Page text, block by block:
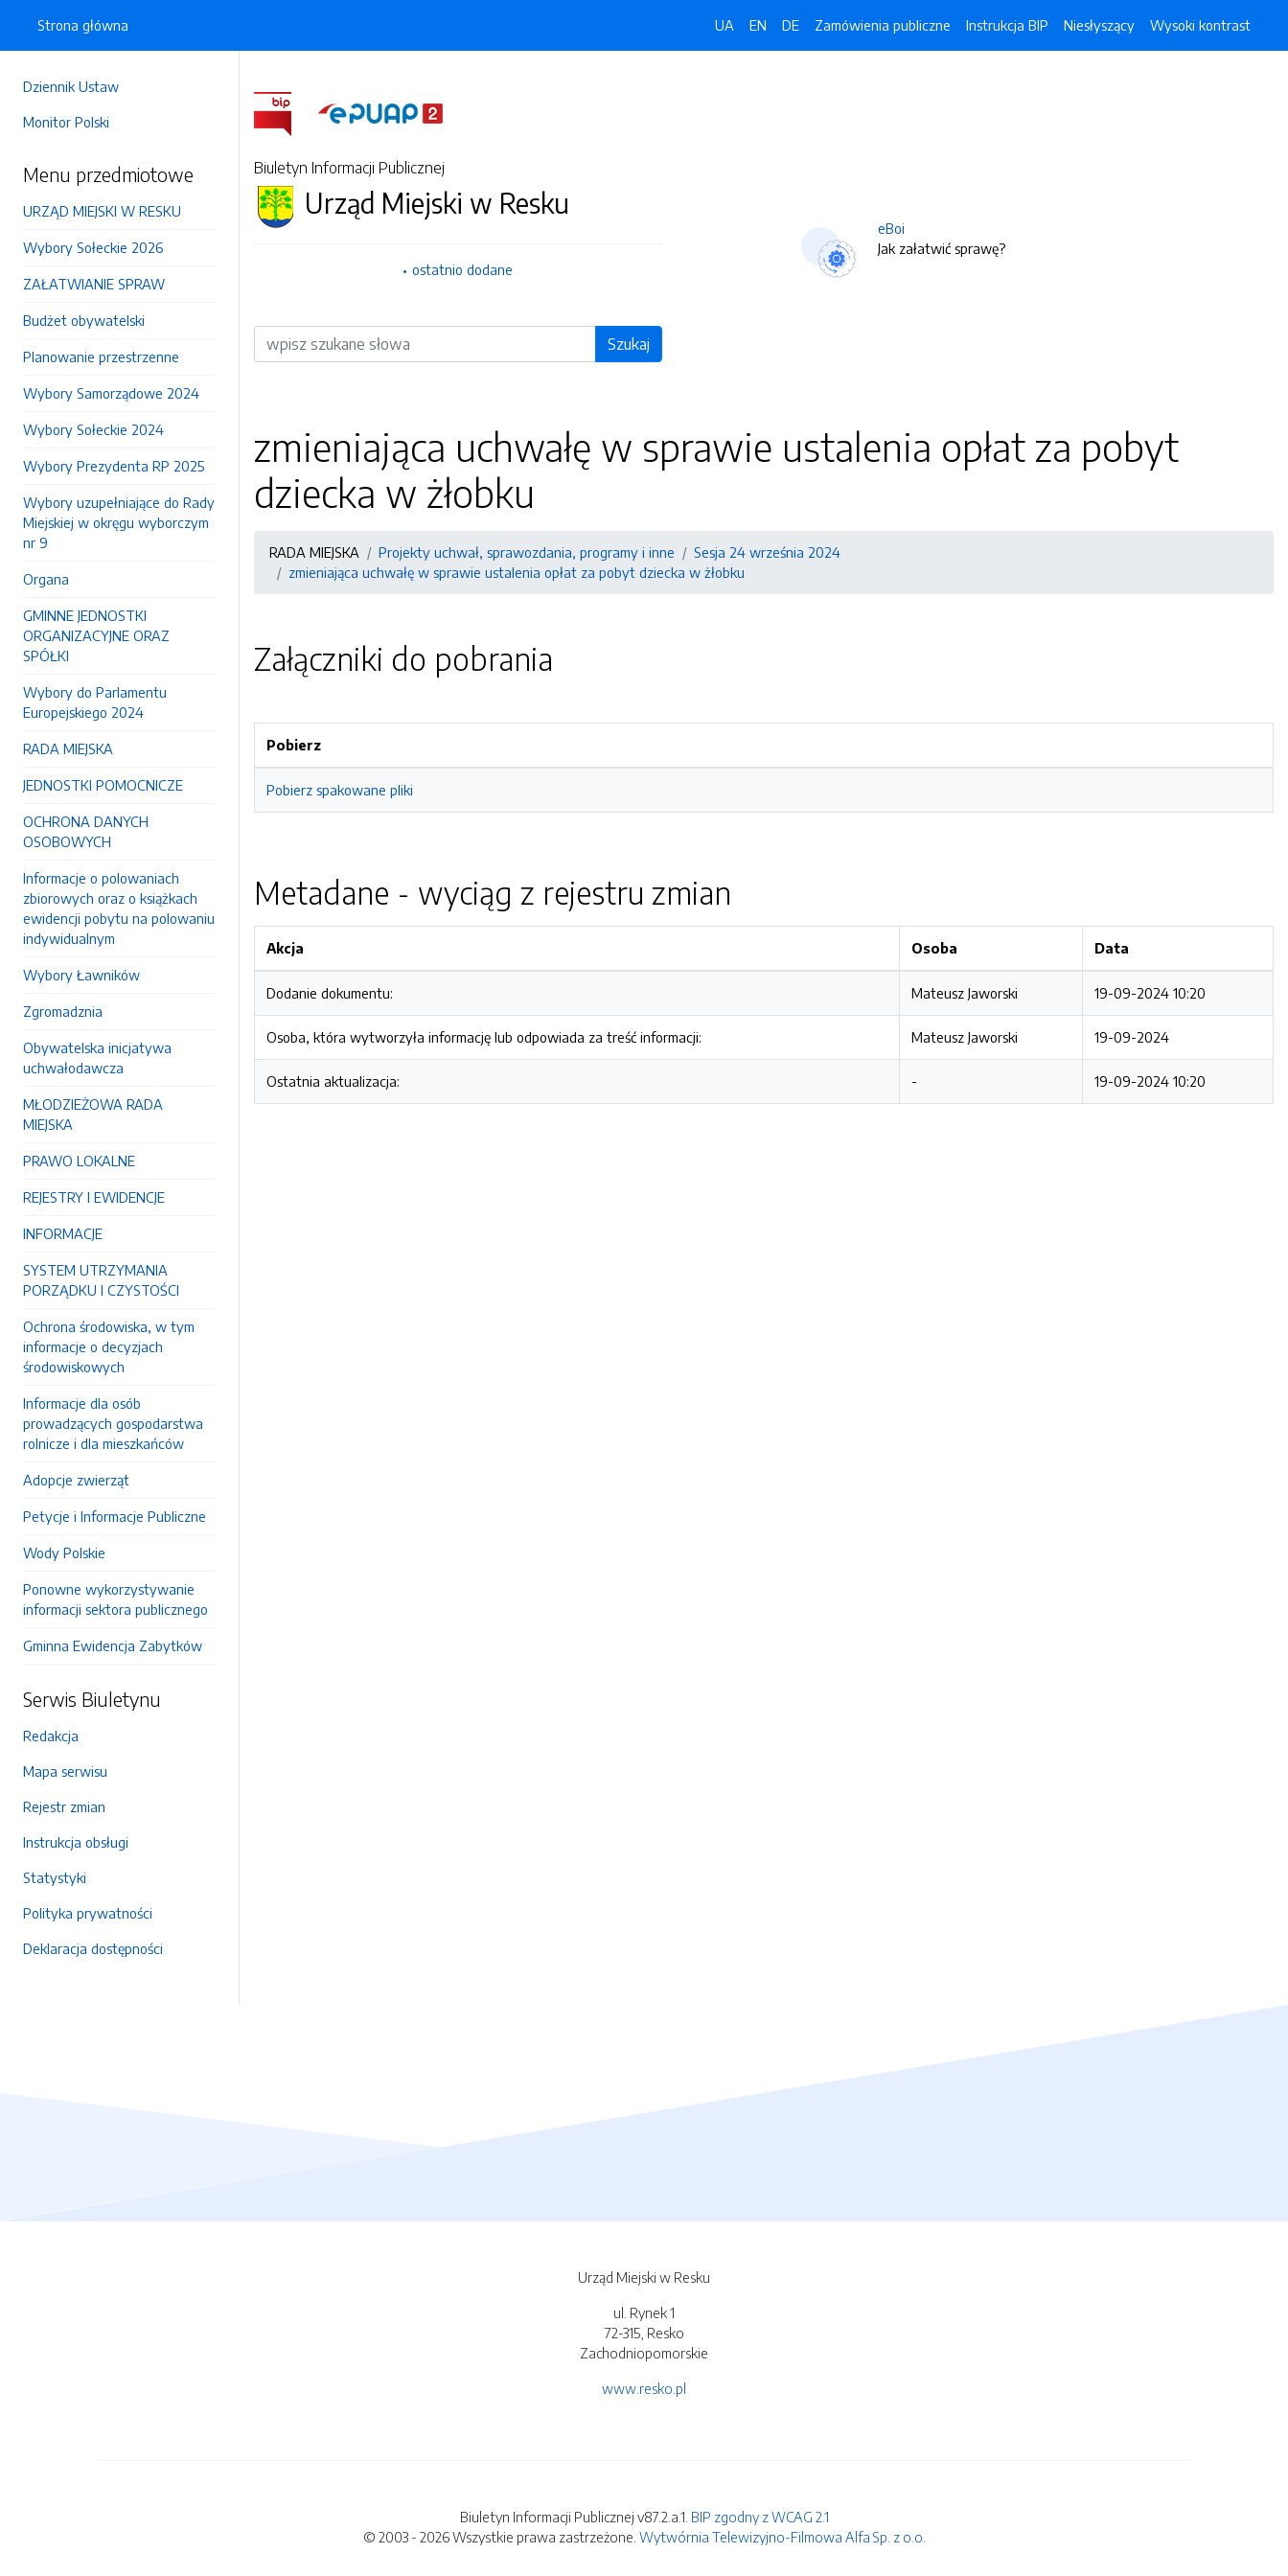
Dziennik Ustaw
Monitor Polski
Menu przedmiotowe
URZĄD MIEJSKI W RESKU
Wybory Sołeckie 2026
ZAŁATWIANIE SPRAW
Budżet obywatelski
Planowanie przestrzenne
Wybory Samorządowe 2024
Wybory Sołeckie 2024
Wybory Prezydenta RP 2025
Wybory uzupełniające do Rady
Miejskiej w okręgu wyborczym
nr 9
Organa
GMINNE JEDNOSTKI
ORGANIZACYJNE ORAZ
SPÓŁKI
Wybory do Parlamentu
Europejskiego 2024
RADA MIEJSKA
JEDNOSTKI POMOCNICZE
OCHRONA DANYCH
OSOBOWYCH
Informacje o polowaniach
zbiorowych oraz o książkach
ewidencji pobytu na polowaniu
indywidualnym
Wybory Ławników
Zgromadznia
Obywatelska inicjatywa
uchwałodawcza
MŁODZIEŻOWA RADA
MIEJSKA
PRAWO LOKALNE
REJESTRY I EWIDENCJE
INFORMACJE
SYSTEM UTRZYMANIA
PORZĄDKU I CZYSTOŚCI
Ochrona środowiska, w tym
informacje o decyzjach
środowiskowych
Informacje dla osób
prowadzących gospodarstwa
rolnicze i dla mieszkańców
Adopcje zwierząt
Petycje i Informacje Publiczne
Wody Polskie
Ponowne wykorzystywanie
informacji sektora publicznego
Gminna Ewidencja Zabytków
Serwis Biuletynu
Redakcja
Mapa serwisu
Rejestr zmian
Instrukcja obsługi
Statystyki
Polityka prywatności
Deklaracja dostępności
Strona główna UA EN DE Zamówienia publiczne Instrukcja BIP Niesłyszący Wysoki kontrast
Biuletyn Informacji Publicznej
Urząd Miejski w Resku
ostatnio dodane
Wyszukiwarka Szukaj
eBoi
Jak załatwić sprawę?
zmieniająca uchwałę w sprawie ustalenia opłat za pobyt
dziecka w żłobku
RADA MIEJSKA Projekty uchwał, sprawozdania, programy i inne
Sesja 24 września 2024
zmieniająca uchwałę w sprawie ustalenia opłat za pobyt dziecka w żłobku
Załączniki do pobrania
Pobierz
Pobierz spakowane pliki
Metadane - wyciąg z rejestru zmian
Akcja Osoba Data
Dodanie dokumentu: Mateusz Jaworski 19-09-2024 10:20
Osoba, która wytworzyła informację lub odpowiada za treść informacji: Mateusz Jaworski 19-09-2024
Ostatnia aktualizacja: - 19-09-2024 10:20
Urząd Miejski w Resku
ul. Rynek 1
72-315, Resko
Zachodniopomorskie
www.resko.pl
Biuletyn Informacji Publicznej v87.2.a.1. BIP zgodny z WCAG 2.1
© 2003 - 2026 Wszystkie prawa zastrzeżone. Wytwórnia Telewizyjno-Filmowa Alfa Sp. z o.o.